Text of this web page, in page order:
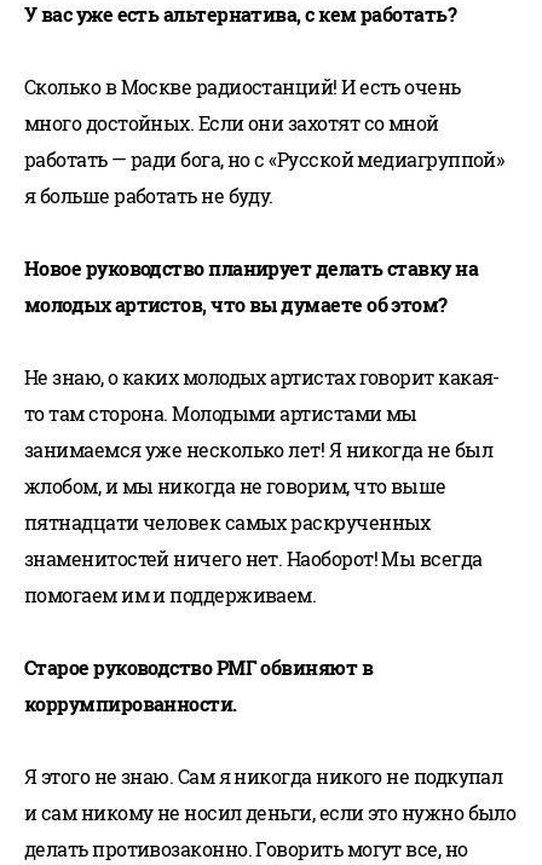
У вас уже есть альтернатива, с кем работать?
Сколько в Москве радиостанций! И есть очень
много достойных. Если они захотят со мной
работать — ради бога, но с «Русской медиагруппой»
я больше работать не буду.
Новое руководство планирует делать ставку на
молодых артистов, что вы думаете об этом?
Не знаю, о каких молодых артистах говорит какая-
то там сторона. Молодыми артистами мы
занимаемся уже несколько лет! Я никогда не был
жлобом, и мы никогда не говорим, что выше
пятнадцати человек самых раскрученных
знаменитостей ничего нет. Наоборот! Мы всегда
помогаем им и поддерживаем.
Старое руководство РМГ обвиняют в
коррумпированности.
Я этого не знаю. Сам я никогда никого не подкупал
и сам никому не носил деньги, если это нужно было
делать противозаконно. Говорить могут все, но